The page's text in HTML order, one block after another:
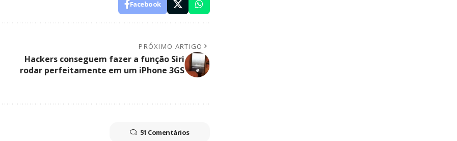
Facebook
PRÓXIMO ARTIGO
Hackers conseguem fazer a função Siri
rodar perfeitamente em um iPhone 3GS
51 Comentários